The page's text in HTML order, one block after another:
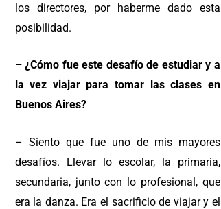
los directores, por haberme dado esta
posibilidad.
– ¿Cómo fue este desafío de estudiar y a
la vez viajar para tomar las clases en
Buenos Aires?
– Siento que fue uno de mis mayores
desafíos. Llevar lo escolar, la primaria,
secundaria, junto con lo profesional, que
era la danza. Era el sacrificio de viajar y el